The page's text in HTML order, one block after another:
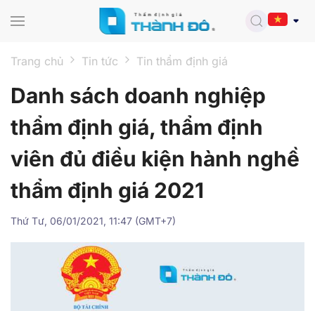
Trang chủ Tin tức Tin thẩm định giá
Danh sách doanh nghiệp
thẩm định giá, thẩm định
viên đủ điều kiện hành nghề
thẩm định giá 2021
Thứ Tư, 06/01/2021, 11:47 (GMT+7)